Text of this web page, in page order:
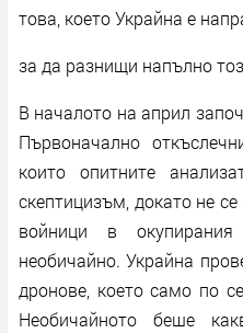
това, което Украйна е
за да разнищи напълно
В началото на април
Първоначално
които опитните
скептицизъм, докато не
войници в
необичайно. Украйна
дронове, което само по
Необичайното беше